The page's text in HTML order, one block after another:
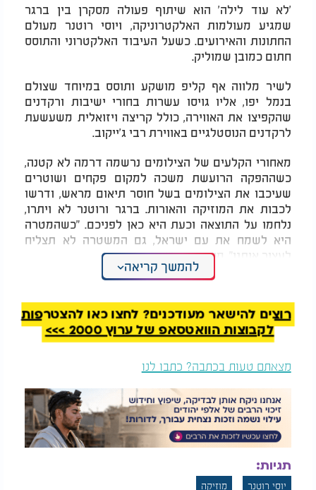
'לא עוד לילה' הוא שיתוף פעולה מסקרן בין ברגר
שמגיע מעולמות האלקטרוניקה, ויוסי רוטנר מעולם
החתונות והאירועים. כשעל העיבוד האלקטרוני והתוסס
חתום כמובן שמוליק.
לשיר מלווה אף קליפ מושקע ותוסס במיוחד שצולם
בנמל יפו, אליו גויסו עשרות בחורי ישיבות ורקדנים
שהקפיצו את האווירה, כולל קריצה ויזואלית משעשעת
לרקדנים הנוסטלגיים באווירת רבי ג'ייקוב.
מאחורי הקלעים של הצילומים נרשמה דרמה לא קטנה,
כשההפקה הרועשת משכה למקום פקחים ושוטרים
שעיכבו את הצילומים בשל חוסר תיאום מראש, ודרשו
לכבות את המוזיקה והאורות. ברגר ורוטנר לא ויתרו,
נלחמו על התוצאה וכעת היא כאן לפניכם. "כשהמטרה
היא לשמח את עם ישראל, גם המשטרה לא תצליח
לעצור אותנו", מסכמים השניים.
שמוליק ברגר ויוסי רוטנר - "לא עוד לילה"
להמשך קריאה
רוצים להישאר מעודכנים? לחצו כאן להצטרפות
לקבוצות הוואטסאפ של ערוץ 2000 >>>
מצאתם טעות בכתבה? כתבו לנו
תגיות:
יוסי רוטנר מוזיקה